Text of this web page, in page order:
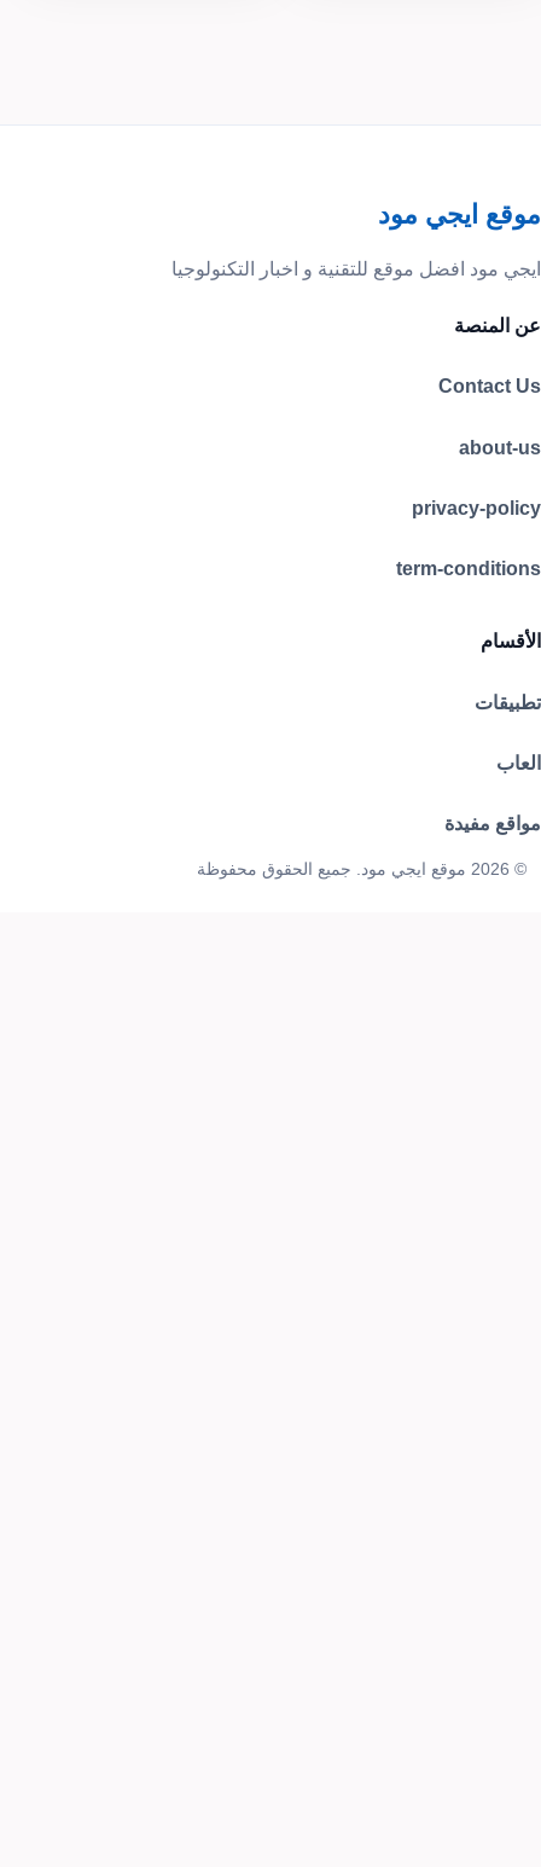
موقع ايجي مود
ايجي مود افضل موقع للتقنية و اخبار التكنولوجيا
عن المنصة
Contact Us
about-us
privacy-policy
term-conditions
الأقسام
تطبيقات
العاب
مواقع مفيدة
© 2026 موقع ايجي مود. جميع الحقوق محفوظة